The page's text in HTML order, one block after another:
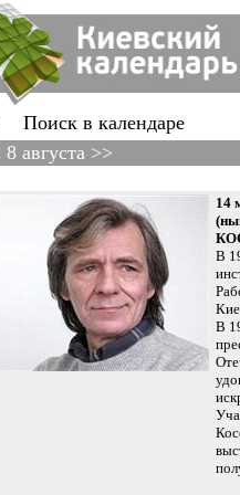
Поиск в календаре
8 августа >>
14
В
В